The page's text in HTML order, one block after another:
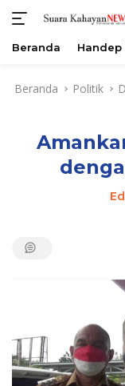
Beranda Handep
Beranda Politik